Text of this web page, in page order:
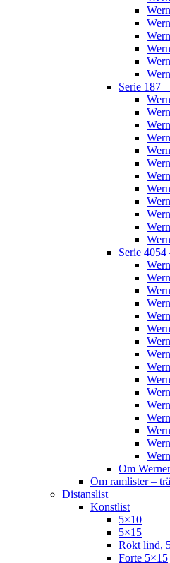
Serie 187
Serie 4054
Om Werner
Om ramlister – trä
Distanslist
Konstlist
5×10
5×15
Rökt lind,
Forte 5×15